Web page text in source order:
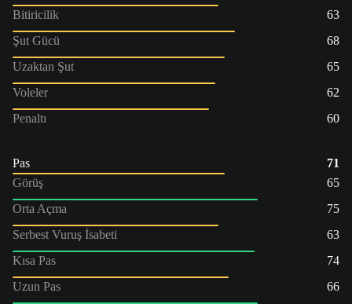
Bitiricilik
63
Şut Gücü
68
Uzaktan Şut
65
Voleler
62
Penaltı
60
Pas
71
Görüş
65
Orta Açma
75
Serbest Vuruş İsabeti
63
Kısa Pas
74
Uzun Pas
66